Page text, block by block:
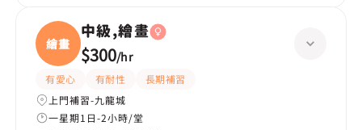
繪畫
中級,繪畫
$300/hr
有愛心 有耐性
長期補習
上門補習-九龍城
一星期1日-2小時/堂